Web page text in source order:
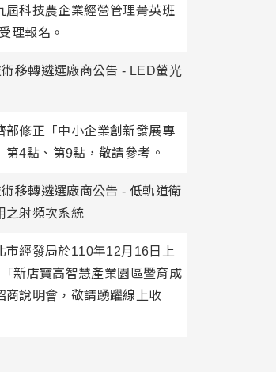
屆科技農企業經營管理菁英班
理報名。
移轉遴選廠商公告 - LED螢光
部修正「中小企業創新發展專
第4點、第9點，敬請參考。
移轉遴選廠商公告 - 低軌道衛
之射頻次系統
市經發局於110年12月16日上
新店寶高智慧產業園區暨育成
商說明會，敬請踴躍線上收